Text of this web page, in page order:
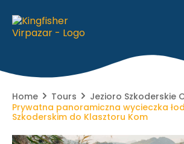
Home Tours
Jezioro Szkoderskie
Prywatna panoramiczna wycieczka
Szkoderskim do Klasztoru Kom